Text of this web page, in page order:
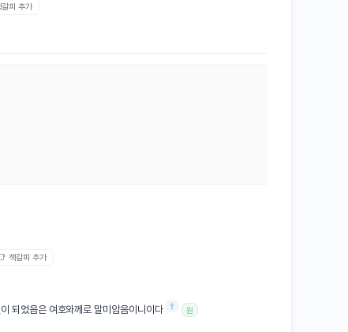
피 추가
📑 책갈피 추가
되었음은 여호와께로 말미암음이니이다 † 원